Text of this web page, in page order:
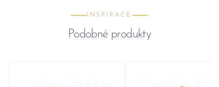
INSPIRACE
Podobné produkty